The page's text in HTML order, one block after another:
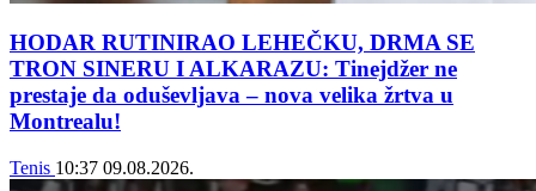
HODAR RUTINIRAO LEHEČKU, DRMA SE
TRON SINERU I ALKARAZU: Tinejdžer ne
prestaje da oduševljava – nova velika žrtva u
Montrealu!
Tenis 10:37 09.08.2026.